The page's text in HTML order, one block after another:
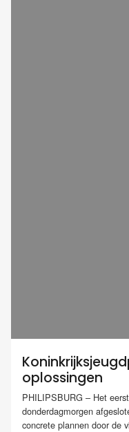
oplossingen
PHILIPSBURG – Het
donderdagmorgen
concrete plannen door de